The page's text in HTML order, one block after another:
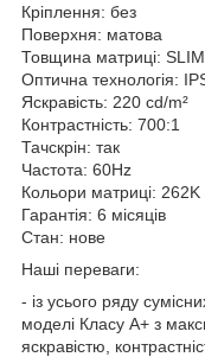
Кріплення: без
Поверхня: матова
Товщина матриці: SLIM
Оптична технологія:
Яскравість: 220 cd/m²
Контрастність: 700:1
Тачскрін: так
Частота: 60Hz
Кольори матриці:
Гарантія: 6 місяців
Стан: нове
Наші переваги:
- із усього ряду
моделі Класу А+ з
яскравістю,